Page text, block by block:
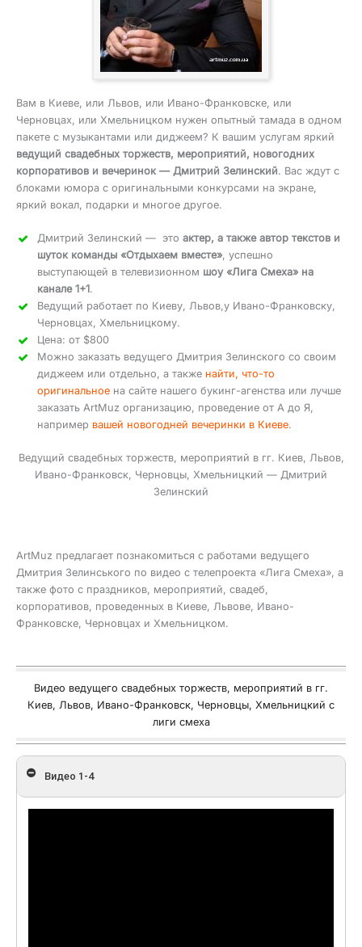
Вам в Киеве, или Львов, или Ивано-Франковске, или
Черновцах, или Хмельницком нужен опытный тамада в одном
пакете с музыкантами или диджеем? К вашим услугам яркий
ведущий свадебных торжеств, мероприятий, новогодних
корпоративов и вечеринок — Дмитрий Зелинский. Вас ждут с
блоками юмора с оригинальными конкурсами на экране,
яркий вокал, подарки и многое другое.
Дмитрий Зелинский — это актер, а также автор текстов и
шуток команды «Отдыхаем вместе», успешно
выступающей в телевизионном шоу «Лига Смеха» на
канале 1+1 .
Ведущий работает по Киеву, Львов,у Ивано-Франковску,
Черновцах, Хмельницкому.
Цена: от $800
Можно заказать ведущего Дмитрия Зелинского со своим
диджеем или отдельно, а также найти, что-то
оригинальноена сайте нашего букинг-агенства или лучше
заказать ArtMuz организацию, проведение от А до Я,
например вашей новогодней вечеринки в Киеве.
Ведущий свадебных торжеств, мероприятий в гг. Киев, Львов,
Ивано-Франковск, Черновцы, Хмельницкий — Дмитрий
Зелинский
ArtMuz предлагает познакомиться с работами ведущего
Дмитрия Зелинського по видео с телепроекта «Лига Смеха», а
также фото с праздников, мероприятий, свадеб,
корпоративов, проведенных в Киеве, Львове, Ивано-
Франковске, Черновцах и Хмельницком.
Видео ведущего свадебных торжеств, мероприятий в гг.
Киев, Львов, Ивано-Франковск, Черновцы, Хмельницкий с
лиги смеха
Видео 1-4